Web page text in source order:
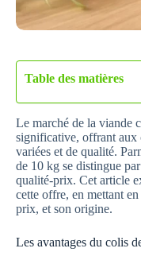
Table des matières
Le marché de la viande
significative, offrant aux
variées et de qualité.
de 10 kg se distingue
qualité-prix. Cet article
cette offre, en mettant
prix, et son origine.
Les avantages du colis